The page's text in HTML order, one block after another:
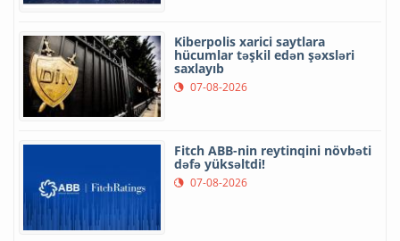
Kiberpolis xarici saytlara
hücumlar təşkil edən şəxsləri
saxlayıb
07-08-2026
Fitch ABB-nin reytinqini növbəti
dəfə yüksəltdi!
07-08-2026